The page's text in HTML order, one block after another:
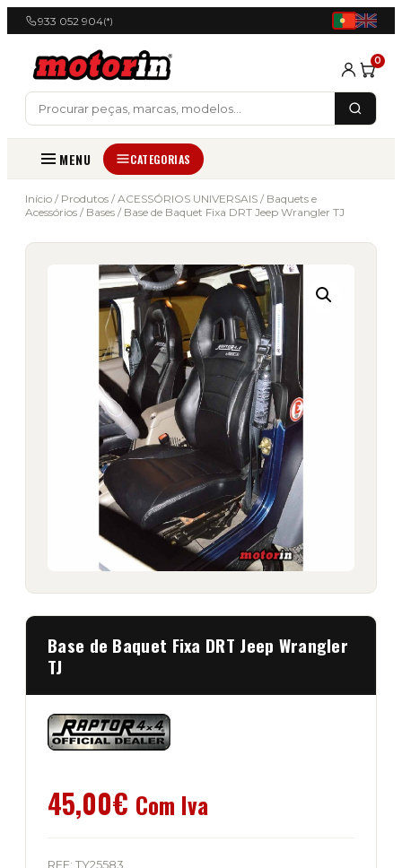
933 052 904(*)
0
MENU CATEGORIAS
Início / Produtos / ACESSÓRIOS UNIVERSAIS / Baquets e
Acessórios / Bases / Base de Baquet Fixa DRT Jeep Wrangler TJ
Base de Baquet Fixa DRT Jeep Wrangler
TJ
45,00€ Com Iva
REF: TY25583